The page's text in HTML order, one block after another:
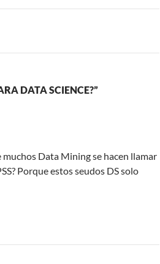
DATA SCIENCE?”
Data Mining se hacen llamar
Porque estos seudos DS solo